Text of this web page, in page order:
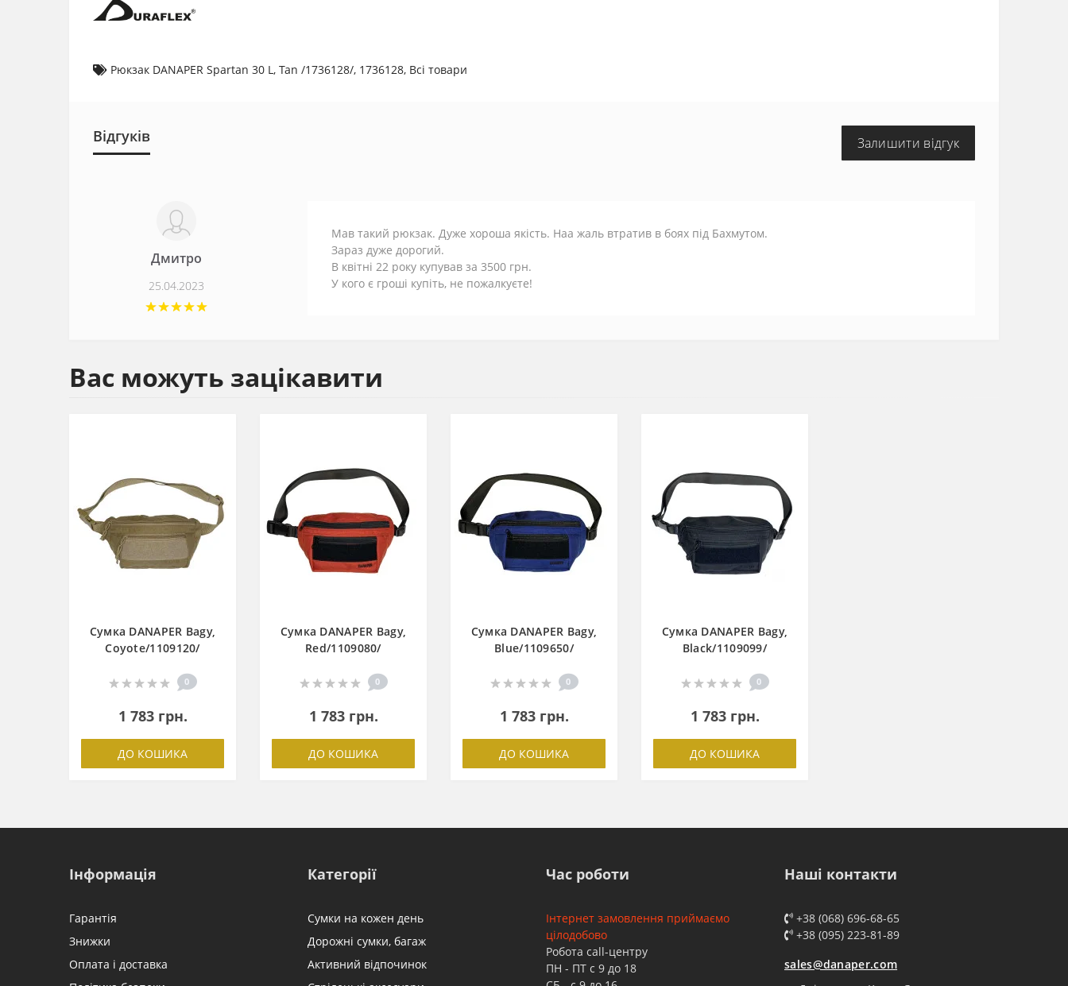
Рюкзак DANAPER Spartan 30 L, Tan /1736128/, 1736128, Всі товари
Відгуків Залишити відгук
Дмитро
25.04.2023
Мав такий рюкзак. Дуже хороша якість. Наа жаль втратив в боях під Бахмутом.
Зараз дуже дорогий.
В квітні 22 року купував за 3500 грн.
У кого є гроші купіть, не пожалкуєте!
Вас можуть зацікавити
Сумка DANAPER Bagy,
Coyote/1109120/
0
1 783 грн.
ДО КОШИКА
Сумка DANAPER Bagy,
Red/1109080/
0
1 783 грн.
ДО КОШИКА
Сумка DANAPER Bagy,
Blue/1109650/
0
1 783 грн.
ДО КОШИКА
Сумка DANAPER Bagy,
Black/1109099/
0
1 783 грн.
ДО КОШИКА
Інформація
Гарантія
Знижки
Оплата і доставка
Категорії
Сумки на кожен день
Дорожні сумки, багаж
Активний відпочинок
Час роботи
Інтернет замовлення приймаємо
цілодобово
Робота call-центру
ПН - ПТ с 9 до 18
Наші контакти
+38 (068) 696-68-65
+38 (095) 223-81-89
sales@danaper.com